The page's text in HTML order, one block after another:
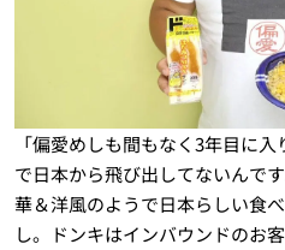
「偏愛めしも間もなく3年目に
で日本から飛び出してないんで
華＆洋風のようで日本らしい食
し。ドンキはインバウンドのお